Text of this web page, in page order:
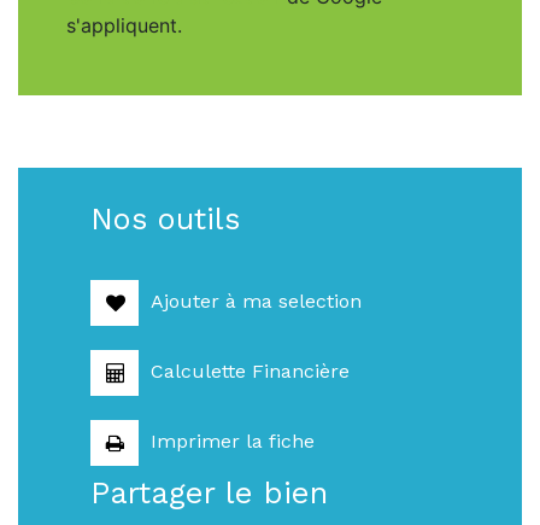
s'appliquent.
Nos outils
Ajouter à ma selection
Calculette Financière
Imprimer la fiche
Partager le bien